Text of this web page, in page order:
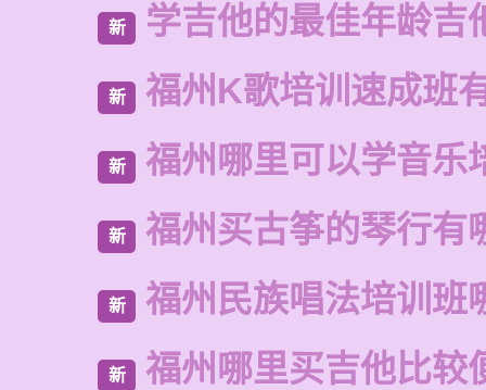
新 学吉他的最佳年龄吉
新 福州K歌培训速成班
新 福州哪里可以学音乐
新 福州买古筝的琴行有
新 福州民族唱法培训班
新 福州哪里买吉他比较